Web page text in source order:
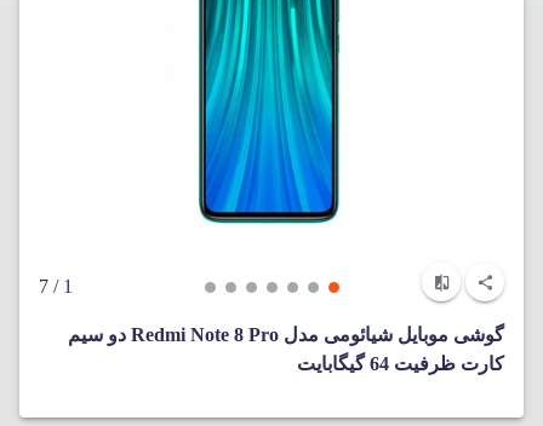
1
/ 7
گوشی موبایل شیائومی مدل Redmi Note 8 Pro دو سیم‌
کارت ظرفیت 64 گیگابایت